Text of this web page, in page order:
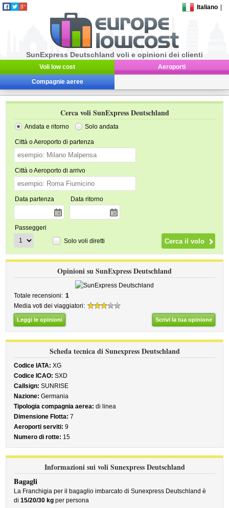
Italiano
SunExpress Deutschland voli e opinioni dei clienti
Voli low cost Aeroporti
Compagnie aeree
Cerca voli SunExpress Deutschland
Andata e ritorno Solo andata
Città o Aeroporto di partenza
Città o Aeroporto di arrivo
Data partenza Data ritorno
Passeggeri
Solo voli diretti
Opinioni su SunExpress Deutschland
Totale recensioni: 1
Media voti dei viaggiatori:
Leggi le opinioni Scrivi la tua opinione
Scheda tecnica di Sunexpress Deutschland
Codice IATA: XG
Codice ICAO: SXD
Callsign: SUNRISE
Nazione: Germania
Tipologia compagnia aerea: di linea
Dimensione Flotta: 7
Aeroporti serviti: 9
Numero di rotte: 15
Informazioni sui voli Sunexpress Deutschland
Bagagli
La Franchigia per il bagaglio imbarcato di Sunexpress Deutschland è
di15/20/30 kg per persona